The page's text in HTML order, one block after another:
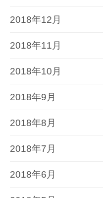
2018年12月
2018年11月
2018年10月
2018年9月
2018年8月
2018年7月
2018年6月